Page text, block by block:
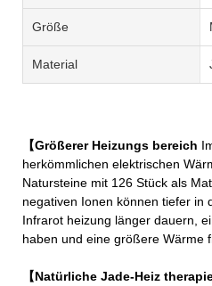
Größe
Material
【Größerer Heizungs bereich
herkömmlichen elektrischen
Natursteine mit 126 Stück als
negativen Ionen können tiefer in
Infrarot heizung länger dauern,
haben und eine größere Wärme
【Natürliche Jade-Heiz